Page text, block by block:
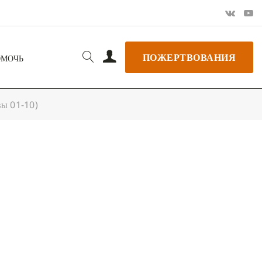
ПОЖЕРТВОВАНИЯ
01-10)